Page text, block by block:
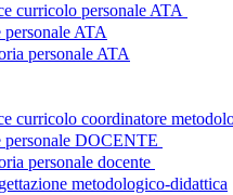
curricolo personale ATA
personale ATA
personale ATA
curricolo coordinatore
personale DOCENTE
personale docente
metodologico-didattica